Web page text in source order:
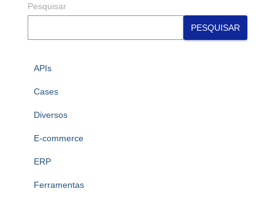
Pesquisar
PESQUISAR
APIs
Cases
Diversos
E-commerce
ERP
Ferramentas